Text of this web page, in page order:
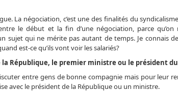
La négociation, c’est une des finalités du
le début et la fin d’une négociation, parce
sujet qui ne mérite pas autant de temps. Je connais
est-ce qu’ils vont voir les salariés?
République, le premier ministre ou le président
entre gens de bonne compagnie mais pour leur
avec le président de la République ou un ministre.